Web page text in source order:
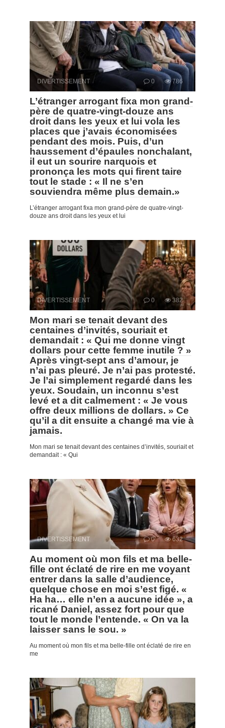
DIVERTISSEMENT 0 786
L’étranger arrogant fixa mon grand-
père de quatre-vingt-douze ans
droit dans les yeux et lui vola les
places que j’avais économisées
pendant des mois. Puis, d’un
haussement d’épaules nonchalant,
il eut un sourire narquois et
prononça les mots qui firent taire
tout le stade : « Il ne s’en
souviendra même plus demain.»
L’étranger arrogant fixa mon grand-père de quatre-vingt-
douze ans droit dans les yeux et lui
DIVERTISSEMENT 0 382
Mon mari se tenait devant des
centaines d’invités, souriait et
demandait : « Qui me donne vingt
dollars pour cette femme inutile ? »
Après vingt-sept ans d’amour, je
n’ai pas pleuré. Je n’ai pas protesté.
Je l’ai simplement regardé dans les
yeux. Soudain, un inconnu s’est
levé et a dit calmement : « Je vous
offre deux millions de dollars. » Ce
qu’il a dit ensuite a changé ma vie à
jamais.
Mon mari se tenait devant des centaines d’invités, souriait et
demandait : « Qui
DIVERTISSEMENT 0 632
Au moment où mon fils et ma belle-
fille ont éclaté de rire en me voyant
entrer dans la salle d’audience,
quelque chose en moi s’est figé. «
Ha ha… elle n’en a aucune idée », a
ricané Daniel, assez fort pour que
tout le monde l’entende. « On va la
laisser sans le sou. »
Au moment où mon fils et ma belle-fille ont éclaté de rire en
me